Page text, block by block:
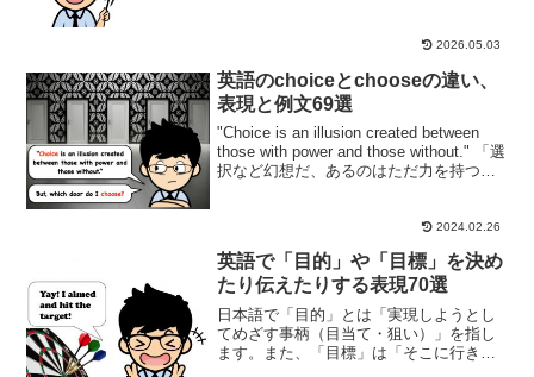
は、「説明」を始める前に一言「説明し
2026.05.03
英語のchoiceとchooseの違い、
表現と例文69選
"Choice is an illusion created between
those with power and those without." 「選
択など幻想だ、あるのはただ力を持つ者
2024.02.26
英語で「目的」や「目標」を決め
たり伝えたりする表現70選
日本語で「目的」とは「実現しようとし
てめざす事柄（目当て・狙い）」を指し
ます。また、「目標」は「そこに行き着